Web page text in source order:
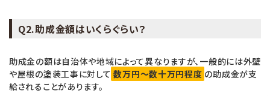
Q2.助成金額はいくらぐらい？
助成金の額は自治体や地域によって異なりますが、一般的には外壁
や屋根の塗装工事に対して 数万円～数十万円程度 の助成金が支
給されることがあります。